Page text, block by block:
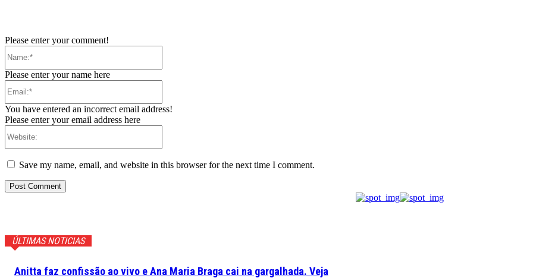
Please enter your comment!
Please enter your name here
You have entered an incorrect email address!
Please enter your email address here
Save my name, email, and website in this browser for the next time I comment.
ÚLTIMAS NOTICIAS
Anitta faz confissão ao vivo e Ana Maria Braga cai na gargalhada. Veja